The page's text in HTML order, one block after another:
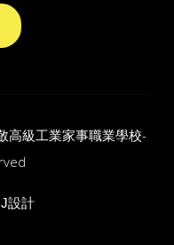
高級工業家事職業學校-
設計